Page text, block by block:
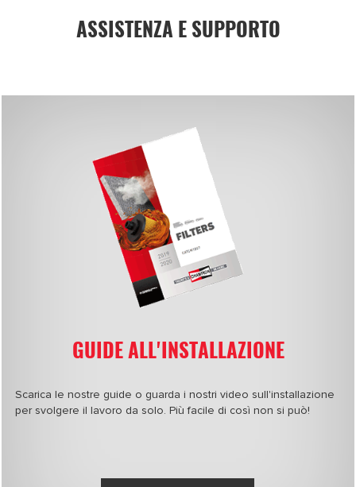
ASSISTENZA E SUPPORTO
GUIDE ALL'INSTALLAZIONE
Scarica le nostre guide o guarda i nostri video sull'installazione
per svolgere il lavoro da solo. Più facile di così non si può!